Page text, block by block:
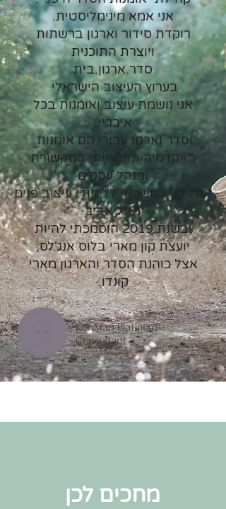
אני אמא מינימליסטית.
רוקדת סידור וארגון ברשתות
ויוצרת התוכנית
סדר.ארגון.בית
​בערוץ העיצוב הישראלי.
אני נושמת עיצוב ואומנות בכל
איבריי.
וסדר וארגון עבורי הם אומנות.
באקדמיה התמחיתי בתקשורת
ומנהל עסקים
אחר כך המשכתי ללימודי עיצוב פנים
בתל אביב
ובשנת 2019 הוסמכתי להיות
יועצת קון מארי בלוס אנג'לס,
אצל כוהנת הסדר והארגון מארי
קונדו.​​
מחכים לכן